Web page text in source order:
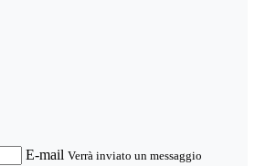
E-mail Verrà inviato un messaggio